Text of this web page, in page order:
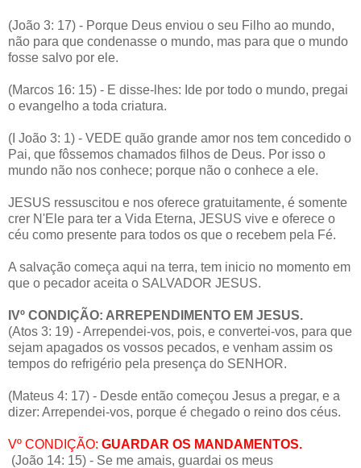
(João 3: 17) - Porque Deus enviou o seu Filho ao mundo,
não para que condenasse o mundo, mas para que o mundo
fosse salvo por ele.
(Marcos 16: 15) - E disse-lhes: Ide por todo o mundo, pregai
o evangelho a toda criatura.
(I João 3: 1) - VEDE quão grande amor nos tem concedido o
Pai, que fôssemos chamados filhos de Deus. Por isso o
mundo não nos conhece; porque não o conhece a ele.
JESUS ressuscitou e nos oferece gratuitamente, é somente
crer N'Ele para ter a Vida Eterna, JESUS vive e oferece o
céu como presente para todos os que o recebem pela Fé.
A salvação começa aqui na terra, tem inicio no momento em
que o pecador aceita o SALVADOR JESUS.
IVº CONDIÇÃO: ARREPENDIMENTO EM JESUS.
(Atos 3: 19) - Arrependei-vos, pois, e convertei-vos, para que
sejam apagados os vossos pecados, e venham assim os
tempos do refrigério pela presença do SENHOR.
(Mateus 4: 17) - Desde então começou Jesus a pregar, e a
dizer: Arrependei-vos, porque é chegado o reino dos céus.
Vº CONDIÇÃO: GUARDAR OS MANDAMENTOS.
(João 14: 15) - Se me amais, guardai os meus